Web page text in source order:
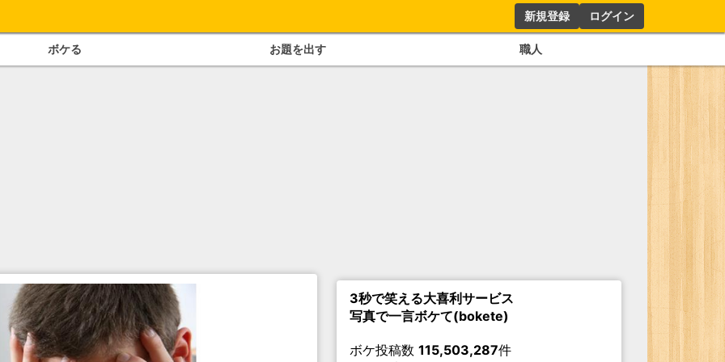
新規登録 ログイン
ボケる お題を出す 職人
3秒で笑える大喜利サービス
写真で一言ボケて(bokete)
ボケ投稿数 115,503,287件